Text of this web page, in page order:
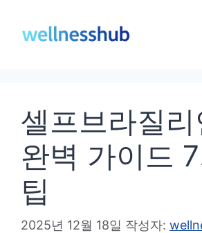
셀프브라질리
완벽 가이드
팁
2025년 12월 18일 작성자: